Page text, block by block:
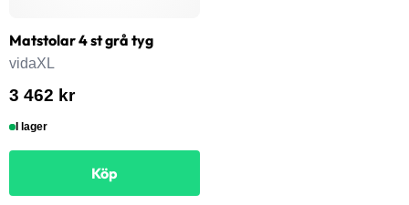
Matstolar 4 st grå tyg
vidaXL
3 462 kr
I lager
Köp